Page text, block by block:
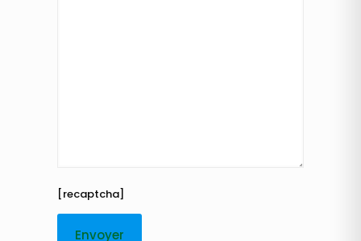
[recaptcha]